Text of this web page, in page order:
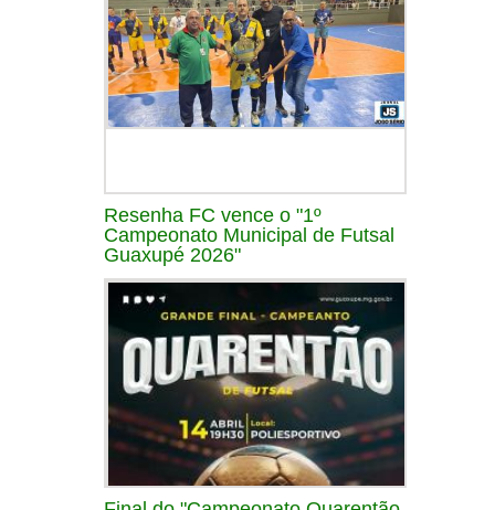
Resenha FC vence o "1º
Campeonato Municipal de Futsal
Guaxupé 2026"